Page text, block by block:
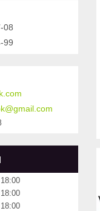
08
99
18:00
18:00
18:00